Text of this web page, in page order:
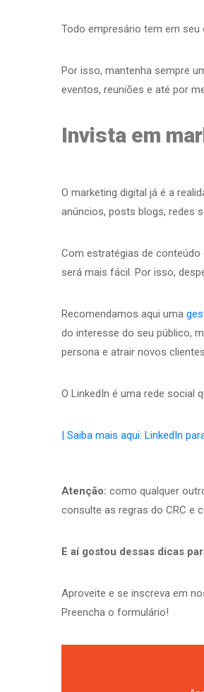
Todo empresário tem em seu
Por isso, mantenha sempre
eventos, reuniões e até por
Invista em
O marketing digital já é a
anúncios, posts blogs, redes
Com estratégias de
será mais fácil. Por isso,
Recomendamos aqui uma
do interesse do seu público,
persona e atrair novos
O LinkedIn é uma rede social
| Saiba mais aqui: LinkedIn
Atenção: como qualquer
consulte as regras do CRC e
E aí gostou dessas dicas
Aproveite e se inscreva em
Preencha o formulário!